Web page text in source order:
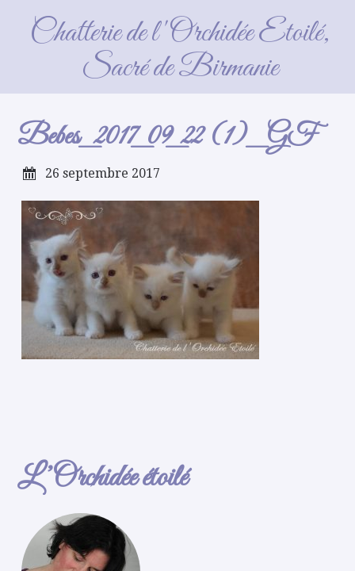
Chatterie de l'Orchidée Etoilé,
Sacré de Birmanie
Bebes_2017_09_22 (1)_GF
Bebes_2017_09_22 (1)_GF
26 septembre 2017
L’Orchidée étoilé